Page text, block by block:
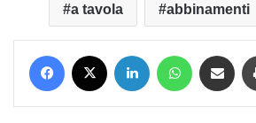
a tavola abbinamenti
Facebook LinkedIn WhatsApp Condividi via mail